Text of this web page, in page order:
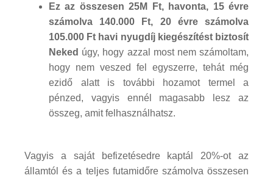
Ez az összesen 25M Ft, havonta, 15 évre
számolva 140.000 Ft, 20 évre számolva
105.000 Ft havi nyugdíj kiegészítést biztosít
Neked úgy, hogy azzal most nem számoltam,
hogy nem veszed fel egyszerre, tehát még
ezidő alatt is további hozamot termel a
pénzed, vagyis ennél magasabb lesz az
összeg, amit felhasználhatsz.
Vagyis a saját befizetésedre kaptál 20%-ot az
államtól és a teljes futamidőre számolva összesen